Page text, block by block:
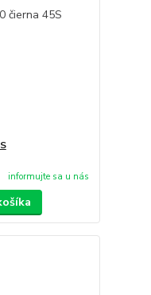
informujte sa u nás